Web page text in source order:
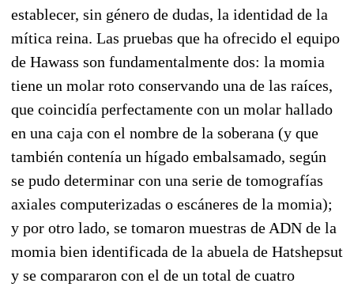
establecer, sin género de dudas, la identidad de la
mítica reina. Las pruebas que ha ofrecido el equipo
de Hawass son fundamentalmente dos: la momia
tiene un molar roto conservando una de las raíces,
que coincidía perfectamente con un molar hallado
en una caja con el nombre de la soberana (y que
también contenía un hígado embalsamado, según
se pudo determinar con una serie de tomografías
axiales computerizadas o escáneres de la momia);
y por otro lado, se tomaron muestras de ADN de la
momia bien identificada de la abuela de Hatshepsut
y se compararon con el de un total de cuatro